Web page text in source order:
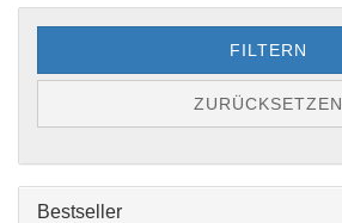
FILTERN
ZURÜCKSETZEN
Bestseller